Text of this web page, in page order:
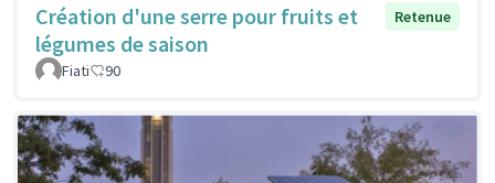
Création d'une serre pour fruits et
légumes de saison
Retenue
Fiati 90